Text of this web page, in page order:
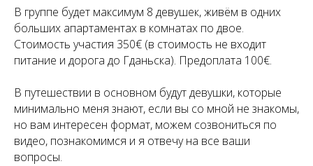
В группе будет максимум 8 девушек, живём в одних
больших апартаментах в комнатах по двое.
Стоимость участия 350€ (в стоимость не входит
питание и дорога до Гданьска). Предоплата 100€.
В путешествии в основном будут девушки, которые
минимально меня знают, если вы со мной не знакомы,
но вам интересен формат, можем созвониться по
видео, познакомимся и я отвечу на все ваши
вопросы.